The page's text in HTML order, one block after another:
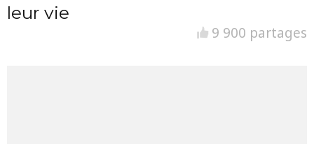
leur vie
9 900 partages